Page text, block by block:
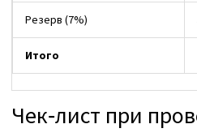
Резерв (7%)
Итого
Чек‑лист при